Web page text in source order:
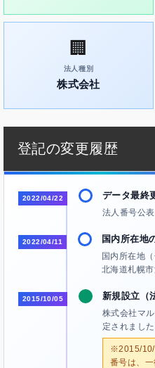
🏢
法人種別
株式会社
登記の変更履歴
2022/04/22 データ最終
法人番号公
2022/04/11 国内所在地
国内所在地
北海道札幌
2015/10/05 新規設立（
株式会社マ
定されました
※2015/10/
番号は、